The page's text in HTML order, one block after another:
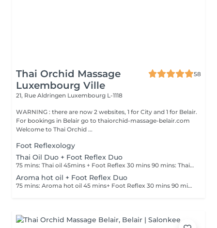
Thai Orchid Massage
Luxembourg Ville
58
21, Rue Aldringen Luxembourg L-1118
WARNING : there are now 2 websites, 1 for City and 1 for Belair.
For bookings in Belair go to thaiorchid-massage-belair.com
Welcome to Thai Orchid ...
Foot Reflexology
Thai Oil Duo + Foot Reflex Duo
75 mins: Thai oil 45mins + Foot Reflex 30 mins 90 mins: Thai oil 60mins + Foot Reflex 30 mins
Aroma hot oil + Foot Reflex Duo
75 mins: Aroma hot oil 45 mins+ Foot Reflex 30 mins 90 mins : Aroma hot oil 60 mins+ Foot Reflex 30 mins.